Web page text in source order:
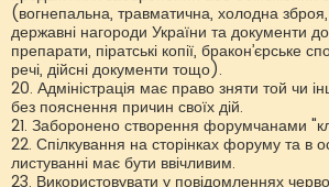
(вогнепальна, травматична, холодна
державні нагороди України та документи
препарати, піратські копії, бракон’єрське
речі, дійсні документи тощо).
20. Адміністрація має право зняти той чи
без пояснення причин своїх дій.
21. Заборонено створення форумчанами
22. Спілкування на сторінках форуму та в
листуванні має бути ввічливим.
23. Використовувати у повідомленнях